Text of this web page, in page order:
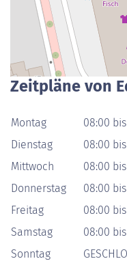
Zeitpläne von
Montag
08:00
Dienstag
08:00
Mittwoch
08:00
Donnerstag
08:00
Freitag
08:00
Samstag
08:00
Sonntag